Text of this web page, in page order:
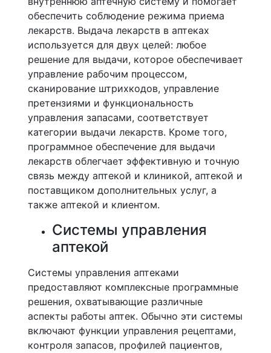
обеспечить соблюдение режима приема
лекарств. Выдача лекарств в аптеках
используется для двух целей: любое
решение для выдачи, которое обеспечивает
управление рабочим процессом,
сканирование штрихкодов, управление
претензиями и функциональность
управления запасами, соответствует
категории выдачи лекарств. Кроме того,
программное обеспечение для выдачи
лекарств облегчает эффективную и точную
связь между аптекой и клиникой, аптекой и
поставщиком дополнительных услуг, а
также аптекой и клиентом.
Системы управления
аптекой
Системы управления аптеками
предоставляют комплексные программные
решения, охватывающие различные
аспекты работы аптек. Обычно эти системы
включают функции управления рецептами,
контроля запасов, профилей пациентов,